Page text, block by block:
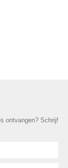
ontvangen? Schrijf